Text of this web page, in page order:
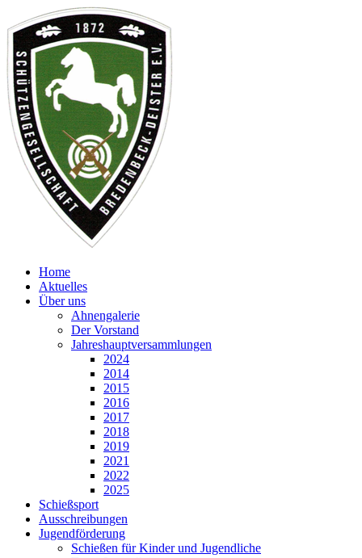
Home
Aktuelles
Über uns
Ahnengalerie
Der Vorstand
Jahreshauptversammlungen
2024
2014
2015
2016
2017
2018
2019
2021
2022
2025
Schießsport
Ausschreibungen
Jugendförderung
Schießen für Kinder und Jugendliche